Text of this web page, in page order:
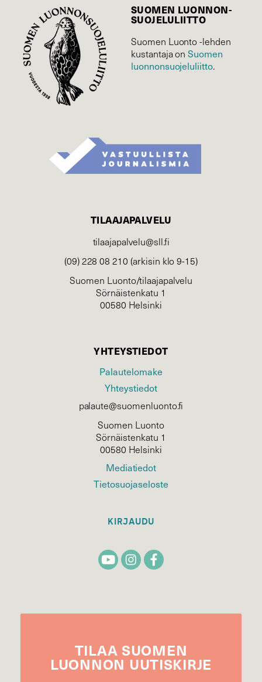
SUOMEN LUONNON­
SUOJELU­LIITTO
Suomen Luonto -lehden
kustantaja onSuomen
luonnonsuojelu­liitto.
TILAAJAPALVELU
tilaajapalvelu@sll.fi
(09) 228 08 210 (arkisin klo 9-15)
Suomen Luonto/tilaajapalvelu
Sörnäistenkatu 1
00580 Helsinki
YHTEYSTIEDOT
Palautelomake
Yhteystiedot
palaute@suomenluonto.fi
Suomen Luonto
Sörnäistenkatu 1
00580 Helsinki
Mediatiedot
Tietosuojaseloste
KIRJAUDU
TILAA SUOMEN
LUONNON UUTIS­KIRJE